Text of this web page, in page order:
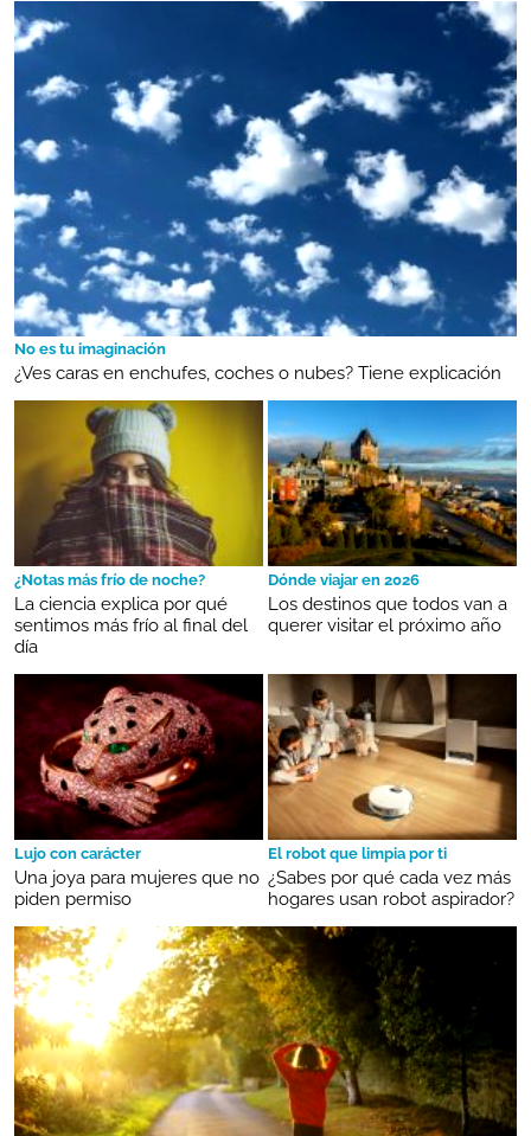
No es tu imaginación
¿Ves caras en enchufes, coches o nubes? Tiene explicación
¿Notas más frío de noche?
La ciencia explica por qué
sentimos más frío al final del
día
Dónde viajar en 2026
Los destinos que todos van a
querer visitar el próximo año
Lujo con carácter
Una joya para mujeres que no
piden permiso
El robot que limpia por ti
¿Sabes por qué cada vez más
hogares usan robot aspirador?